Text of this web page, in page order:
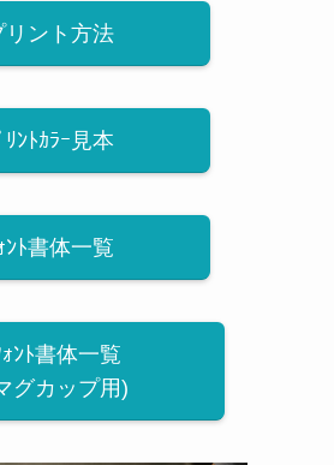
リント方法
ﾘﾝﾄｶﾗｰ見本
ﾝﾄ書体一覧
ｫﾝﾄ書体一覧
グカップ用)